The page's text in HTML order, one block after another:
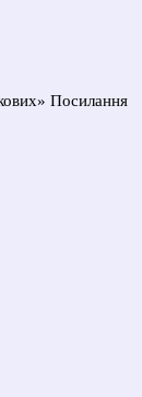
Посилання